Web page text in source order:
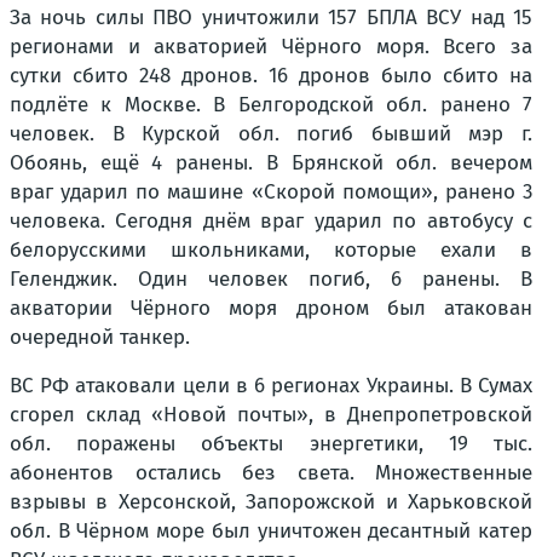
За ночь силы ПВО уничтожили 157 БПЛА ВСУ над 15
регионами и акваторией Чёрного моря. Всего за
сутки сбито 248 дронов. 16 дронов было сбито на
подлёте к Москве. В Белгородской обл. ранено 7
человек. В Курской обл. погиб бывший мэр г.
Обоянь, ещё 4 ранены. В Брянской обл. вечером
враг ударил по машине «Скорой помощи», ранено 3
человека. Сегодня днём враг ударил по автобусу с
белорусскими школьниками, которые ехали в
Геленджик. Один человек погиб, 6 ранены. В
акватории Чёрного моря дроном был атакован
очередной танкер.
ВС РФ атаковали цели в 6 регионах Украины. В Сумах
сгорел склад «Новой почты», в Днепропетровской
обл. поражены объекты энергетики, 19 тыс.
абонентов остались без света. Множественные
взрывы в Херсонской, Запорожской и Харьковской
обл. В Чёрном море был уничтожен десантный катер